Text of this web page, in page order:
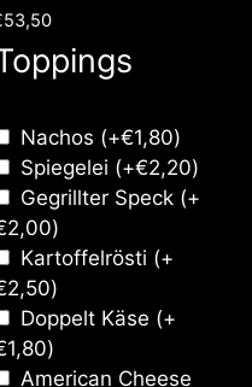
53,50
Nachos (+€1,80)
Spiegelei (+€2,20)
Gegrillter Speck (+
2,00)
Kartoffelrösti (+
2,50)
Doppelt Käse (+
1,80)
American Cheese